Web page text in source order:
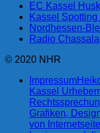
EC Kassel
Kassel Spotting
Nordhessen-
Radio Chassala
© 2020 NHR
Impressum
Kassel
Grafiken,
von